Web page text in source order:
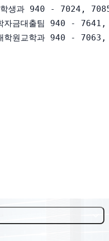
생과 940 - 7024,
자금대출팀 940 -
학원교학과 940 -